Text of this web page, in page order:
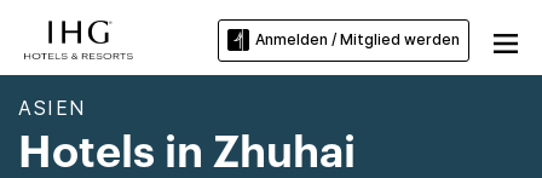
Anmelden / Mitglied werden
ASIEN
Hotels in Zhuhai